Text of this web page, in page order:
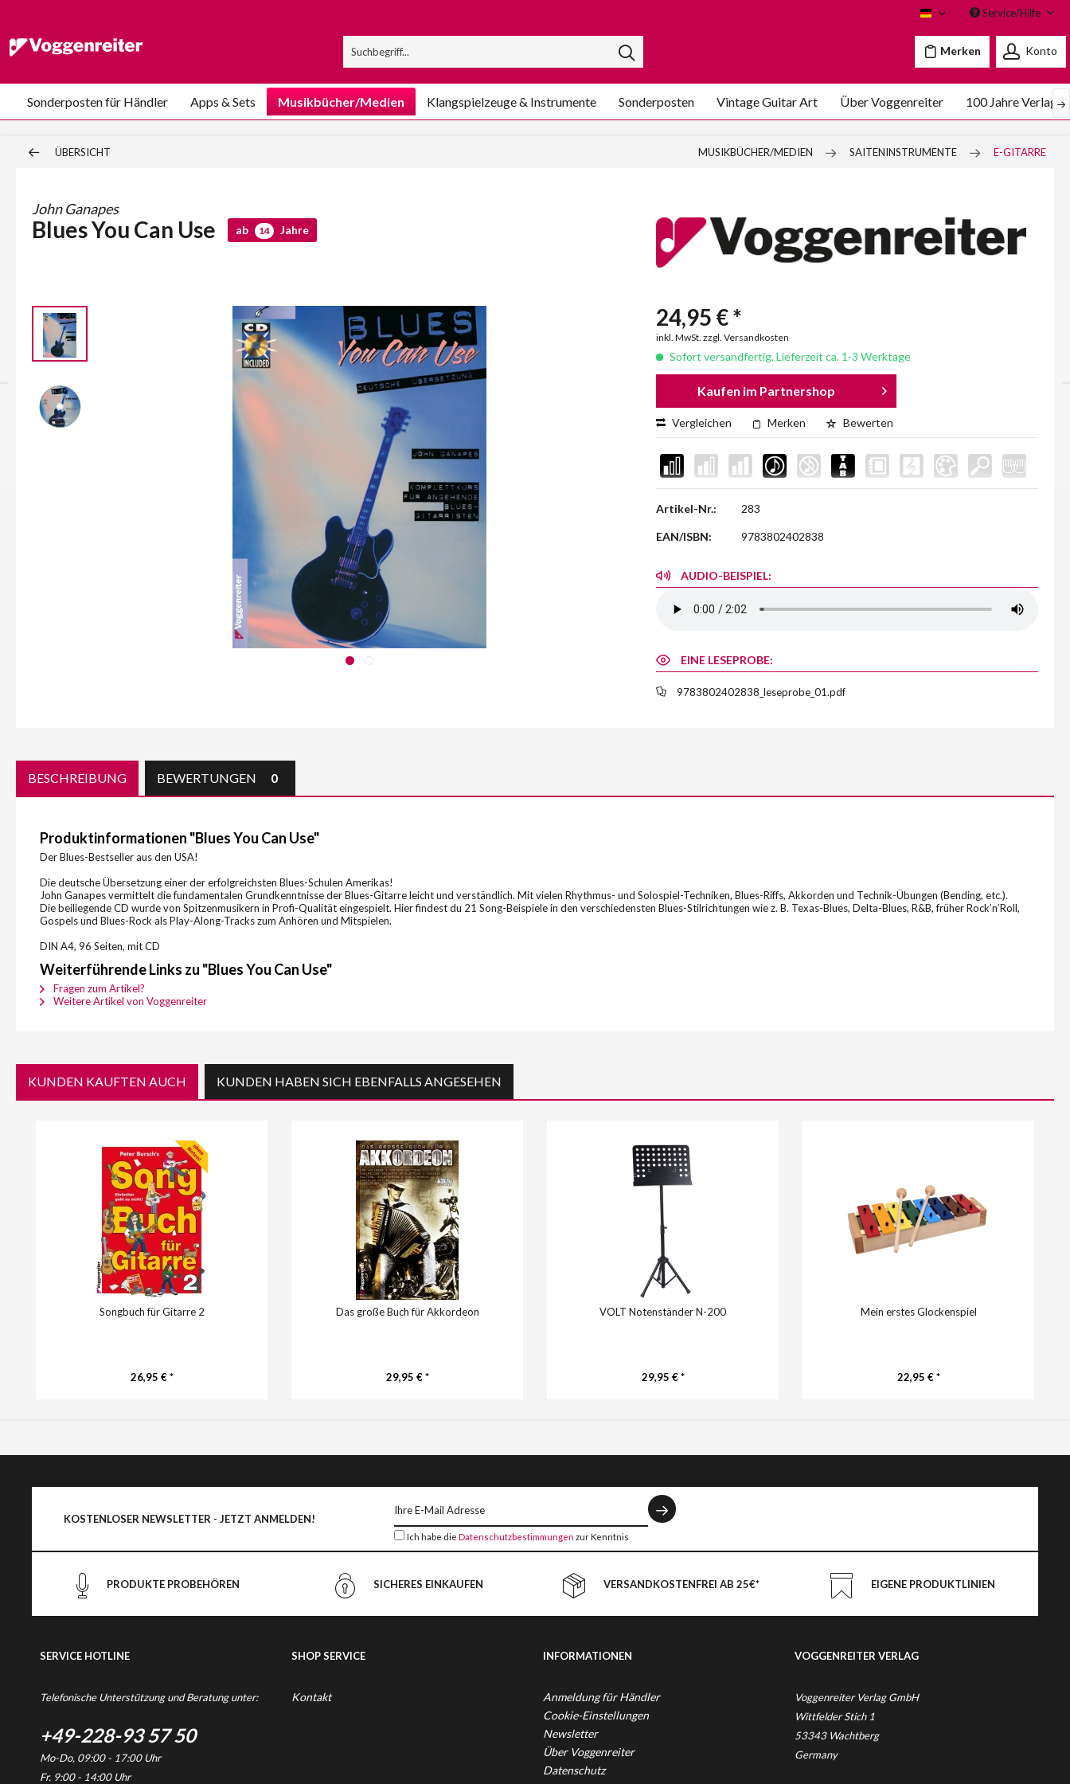
VoggenreiterService/Hilfe
Merken Konto
Sonderposten für Händler Apps & Sets Musikbücher/Medien Klangspielzeuge & Instrumente Sonderposten Vintage Guitar Art Über Voggenreiter 100 Jahre
ÜBERSICHT MUSIKBÜCHER/MEDIEN SAITENINSTRUMENTE E-GITARRE
John Ganapes
Blues You Can Use ab 14 Jahre
24,95 € *
inkl. MwSt. zzgl. Versandkosten
Sofort versandfertig, Lieferzeit ca. 1-3 Werktage
Kaufen im Partnershop
Vergleichen Merken Bewerten
Artikel-Nr.: 283
EAN/ISBN: 9783802402838
AUDIO-BEISPIEL:
EINE LESEPROBE:
9783802402838_leseprobe_01.pdf
BESCHREIBUNG BEWERTUNGEN 0
Produktinformationen "Blues You Can Use"
Der Blues-Bestseller aus den USA!
Die deutsche Übersetzung einer der erfolgreichsten Blues-Schulen Amerikas!
John Ganapes vermittelt die fundamentalen Grundkenntnisse der Blues-Gitarre leicht und verständlich. Mit vielen Rhythmus- und Solospiel-Techniken, Blues-Riffs, Akkorden und Technik-Übungen (Bending, etc.).
Die beiliegende CD wurde von Spitzenmusikern in Profi-Qualität eingespielt. Hier findest du 21 Song-Beispiele in den verschiedensten Blues-Stilrichtungen wie z. B. Texas-Blues, Delta-Blues, R&B, früher Rock’n’Roll,
Gospels und Blues-Rock als Play-Along-Tracks zum Anhören und Mitspielen.
DIN A4, 96 Seiten, mit CD
Weiterführende Links zu "Blues You Can Use"
Fragen zum Artikel?
Weitere Artikel von Voggenreiter
KUNDEN KAUFTEN AUCH KUNDEN HABEN SICH EBENFALLS ANGESEHEN
Songbuch für Gitarre 2
26,95 € *
Das große Buch für Akkordeon
29,95 € *
VOLT Notenständer N-200
29,95 € *
Mein erstes Glockenspiel
22,95 € *
KOSTENLOSER NEWSLETTER - JETZT ANMELDEN!
Ich habe die Datenschutzbestimmungen zur Kenntnis
PRODUKTE PROBEHÖREN SICHERES EINKAUFEN VERSANDKOSTENFREI AB 25€* EIGENE PRODUKTLINIEN
SERVICE HOTLINE
Telefonische Unterstützung und Beratung unter:
+49-228-93 57 50
Mo-Do, 09:00 - 17:00 Uhr
Fr. 9:00 - 14:00 Uhr
SHOP SERVICE
Kontakt
INFORMATIONEN
Anmeldung für Händler
Cookie-Einstellungen
Newsletter
Über Voggenreiter
Datenschutz
VOGGENREITER VERLAG
Voggenreiter Verlag GmbH
Wittfelder Stich 1
53343 Wachtberg
Germany